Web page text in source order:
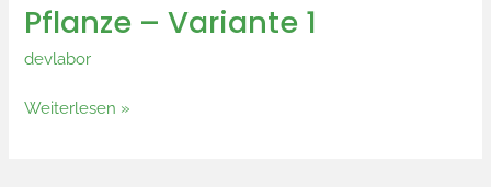
Pflanze – Variante 1
devlabor
Pflanze
1
Weiterlesen »